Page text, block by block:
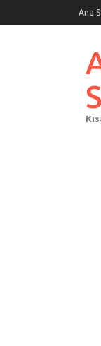
to
Ana